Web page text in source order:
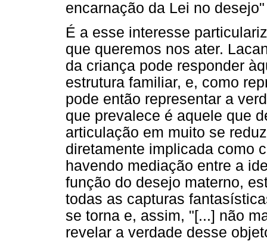
encarnação da Lei no
É a esse interesse
que queremos nos ater.
da criança pode responder
estrutura familiar, e, como
pode então representar a
que prevalece é aquele que
articulação em muito se
diretamente implicada como
havendo mediação entre a
função do desejo materno,
todas as capturas
se torna e, assim, "[...] não
revelar a verdade desse